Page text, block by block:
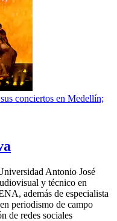
conciertos en Medellín;
Antonio José
y técnico en
además de especialista
periodismo de campo
de redes sociales